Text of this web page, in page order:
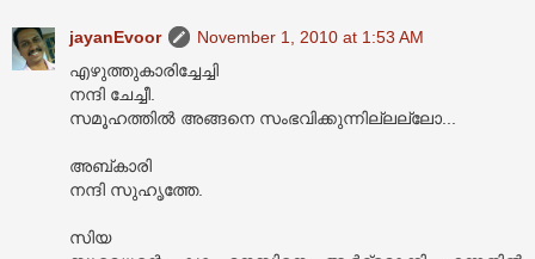
jayanEvoor
November 1, 2010 at 1:53 AM
എഴുത്തുകാരിച്ചേച്ചി
നന്ദി ചേച്ചീ.
സമൂഹത്തിൽ അങ്ങനെ സംഭവിക്കുന്നില്ലല്ലോ...
അബ്‌കാരി
നന്ദി സുഹൃത്തേ.
സിയ